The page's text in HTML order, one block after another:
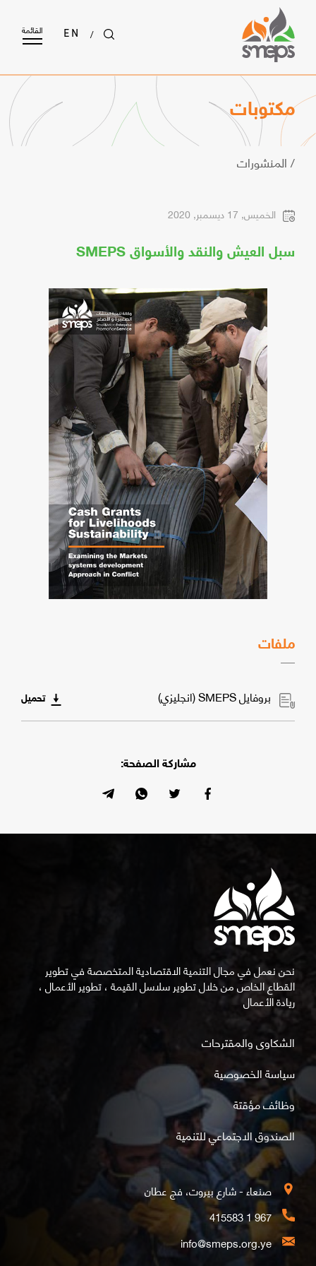
/
EN القائمة
مكتوبات
/ المنشورات
الخميس, 17 ديسمبر, 2020
سبل العيش والنقد والأسواق SMEPS
ملفات
بروفايل SMEPS (انجليزي) تحميل
مشاركة الصفحة:
نحن نعمل في مجال التنمية الاقتصادية المتخصصة في تطوير
القطاع الخاص من خلال تطوير سلاسل القيمة ، تطوير الأعمال ،
ريادة الأعمال
الشكاوى والمقترحات
سياسة الخصوصية
وظائف مؤقتة
الصندوق الاجتماعي للتنمية
صنعاء - شارع بيروت، فج عطان
967 1 415583
info@smeps.org.ye